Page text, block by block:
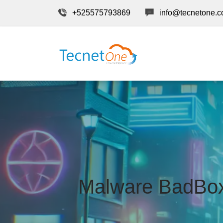
+525575793869
Malware